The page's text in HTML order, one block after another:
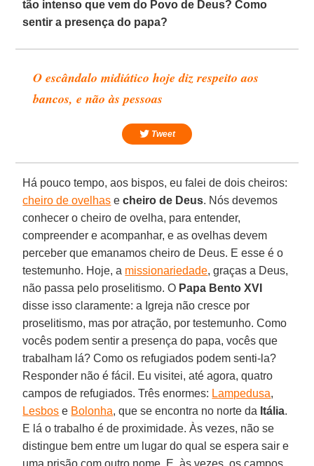
tão intenso que vem do Povo de Deus? Como
sentir a presença do papa?
O escândalo midiático hoje diz respeito aos
bancos, e não às pessoas
Tweet
Há pouco tempo, aos bispos, eu falei de dois cheiros:
cheiro de ovelhas echeiro de Deus. Nós devemos
conhecer o cheiro de ovelha, para entender,
compreender e acompanhar, e as ovelhas devem
perceber que emanamos cheiro de Deus. E esse é o
testemunho. Hoje, a missionariedade, graças a Deus,
não passa pelo proselitismo. O Papa Bento XVI
disse isso claramente: a Igreja não cresce por
proselitismo, mas por atração, por testemunho. Como
vocês podem sentir a presença do papa, vocês que
trabalham lá? Como os refugiados podem senti-la?
Responder não é fácil. Eu visitei, até agora, quatro
campos de refugiados. Três enormes: Lampedusa,
Lesbos e Bolonha, que se encontra no norte da Itália.
E lá o trabalho é de proximidade. Às vezes, não se
distingue bem entre um lugar do qual se espera sair e